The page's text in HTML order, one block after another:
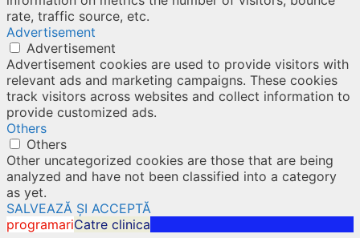
rate, traffic source, etc.
Advertisement
Advertisement
Advertisement cookies are used to provide visitors with
relevant ads and marketing campaigns. These cookies
track visitors across websites and collect information to
provide customized ads.
Others
Others
Other uncategorized cookies are those that are being
analyzed and have not been classified into a category
as yet.
SALVEAZĂ ȘI ACCEPTĂ
programariCatre clinica